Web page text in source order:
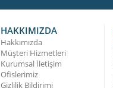
HAKKIMIZDA
Hakkımızda
Müşteri Hizmetleri
Kurumsal İletişim
Ofislerimiz
Gizlilik Bildirimi